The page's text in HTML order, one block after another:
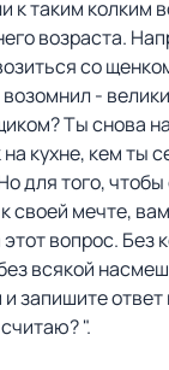
к таким колким
возраста.
со
-
Ты снова
кухне, кем ты
для того,
своей мечте,
вопрос. Без
всякой
и запишите
".